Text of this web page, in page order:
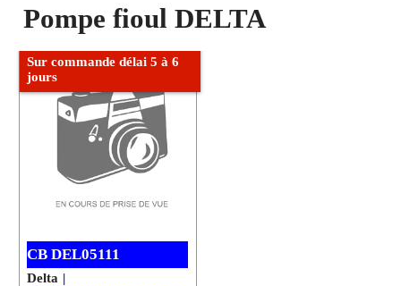
Pompe fioul DELTA
Sur commande délai 5 à 6
jours
CB DEL05111
Delta